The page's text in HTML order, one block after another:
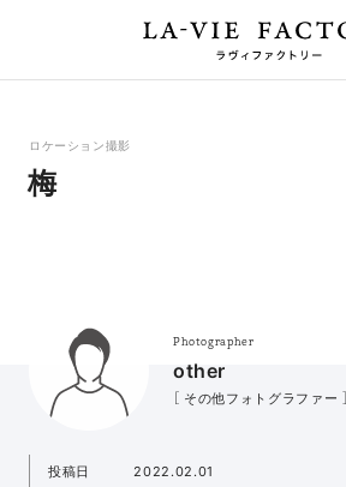
ロケーション撮影
梅
Photographer
other
［ その他フォトグラファー ］
投稿日
2022.02.01